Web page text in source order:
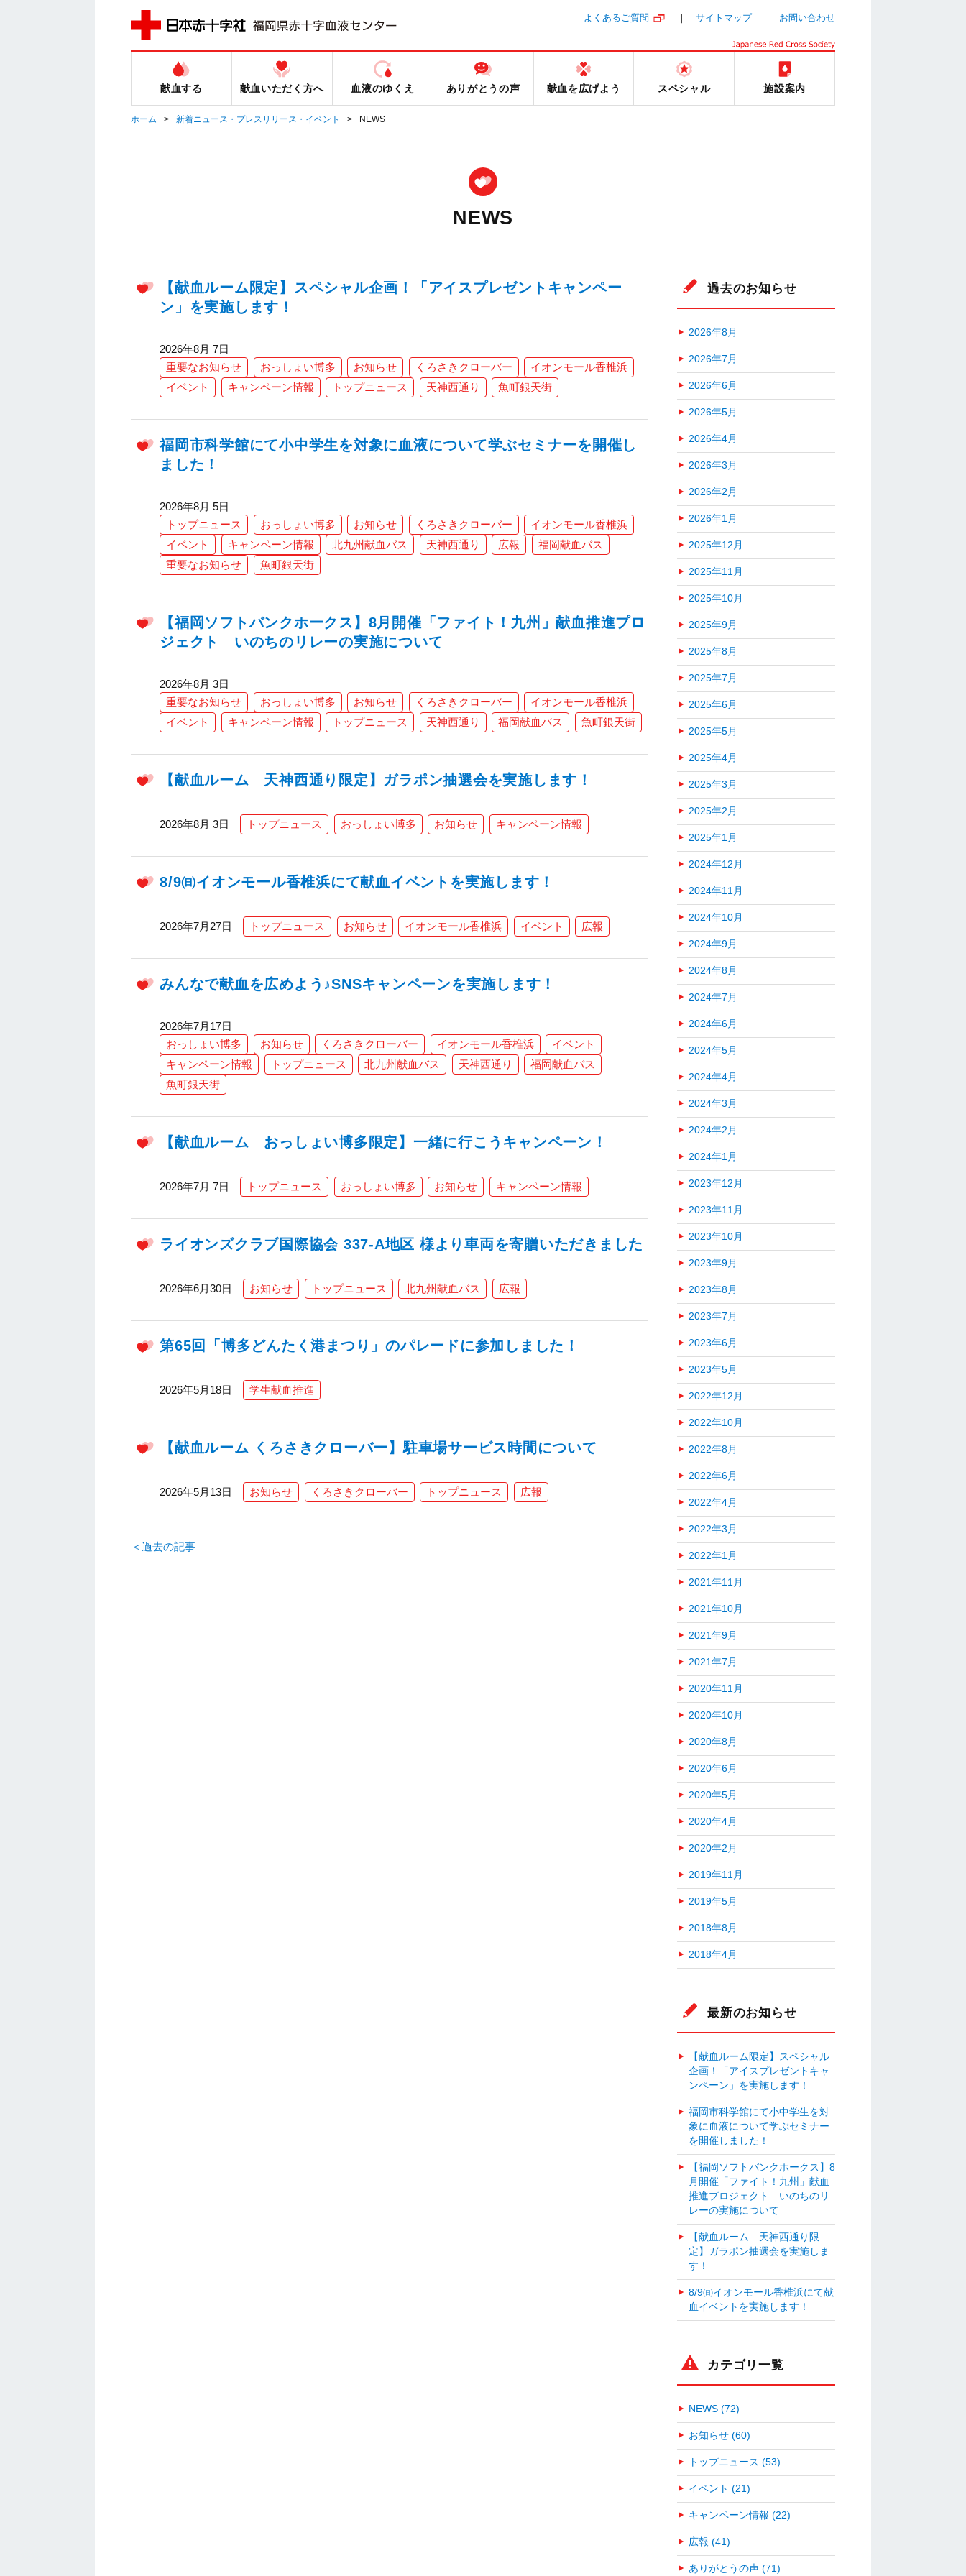
よくあるご質問 サイトマップ お問い合わせ
献血する 献血いただく方へ 血液のゆくえ ありがとうの声 献血を広げよう スペシャル 施設案内
ホーム 新着ニュース・プレスリリース・イベント NEWS
NEWS
【献血ルーム限定】スペシャル企画！「アイスプレゼントキャンペー
ン」を実施します！
2026年8月 7日
重要なお知らせ
おっしょい博多 お知らせ くろさきクローバー
イオンモール香椎浜
イベント
キャンペーン情報 トップニュース 天神西通り 魚町銀天街
福岡市科学館にて小中学生を対象に血液について学ぶセミナーを開催し
ました！
2026年8月 5日
トップニュース
おっしょい博多 お知らせ くろさきクローバー
イオンモール香椎浜
イベント
キャンペーン情報 北九州献血バス 天神西通り 広報
福岡献血バス
重要なお知らせ
魚町銀天街
【福岡ソフトバンクホークス】8月開催「ファイト！九州」献血推進プロ
ジェクト いのちのリレーの実施について
2026年8月 3日
重要なお知らせ
おっしょい博多 お知らせ くろさきクローバー
イオンモール香椎浜
イベント
キャンペーン情報 トップニュース 天神西通り 福岡献血バス 魚町銀天街
【献血ルーム 天神西通り限定】ガラポン抽選会を実施します！
2026年8月 3日 トップニュース おっしょい博多 お知らせ キャンペーン情報
8/9㈰イオンモール香椎浜にて献血イベントを実施します！
2026年7月27日 トップニュース お知らせ イオンモール香椎浜 イベント 広報
みんなで献血を広めよう♪SNSキャンペーンを実施します！
2026年7月17日
おっしょい博多
お知らせ くろさきクローバー イオンモール香椎浜
イベント
キャンペーン情報
トップニュース 北九州献血バス 天神西通り
福岡献血バス
魚町銀天街
【献血ルーム おっしょい博多限定】一緒に行こうキャンペーン！
2026年7月 7日 トップニュース おっしょい博多 お知らせ キャンペーン情報
ライオンズクラブ国際協会 337-A地区 様より車両を寄贈いただきました
2026年6月30日 お知らせ トップニュース 北九州献血バス 広報
第65回「博多どんたく港まつり」のパレードに参加しました！
2026年5月18日 学生献血推進
【献血ルーム くろさきクローバー】駐車場サービス時間について
2026年5月13日 お知らせ くろさきクローバー トップニュース 広報
＜過去の記事
過去のお知らせ
2026年8月
2026年7月
2026年6月
2026年5月
2026年4月
2026年3月
2026年2月
2026年1月
2025年12月
2025年11月
2025年10月
2025年9月
2025年8月
2025年7月
2025年6月
2025年5月
2025年4月
2025年3月
2025年2月
2025年1月
2024年12月
2024年11月
2024年10月
2024年9月
2024年8月
2024年7月
2024年6月
2024年5月
2024年4月
2024年3月
2024年2月
2024年1月
2023年12月
2023年11月
2023年10月
2023年9月
2023年8月
2023年7月
2023年6月
2023年5月
2022年12月
2022年10月
2022年8月
2022年6月
2022年4月
2022年3月
2022年1月
2021年11月
2021年10月
2021年9月
2021年7月
2020年11月
2020年10月
2020年8月
2020年6月
2020年5月
2020年4月
2020年2月
2019年11月
2019年5月
2018年8月
2018年4月
最新のお知らせ
【献血ルーム限定】スペシャル
企画！「アイスプレゼントキャ
ンペーン」を実施します！
福岡市科学館にて小中学生を対
象に血液について学ぶセミナー
を開催しました！
【福岡ソフトバンクホークス】8
月開催「ファイト！九州」献血
推進プロジェクト いのちのリ
レーの実施について
【献血ルーム 天神西通り限
定】ガラポン抽選会を実施しま
す！
8/9㈰イオンモール香椎浜にて献
血イベントを実施します！
カテゴリ一覧
NEWS (72)
お知らせ (60)
トップニュース (53)
イベント (21)
キャンペーン情報 (22)
広報 (41)
ありがとうの声 (71)